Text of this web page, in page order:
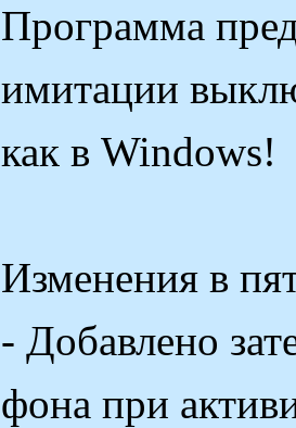
Программа
имитации
как в Windows!
Изменения в
- Добавлено
фона при